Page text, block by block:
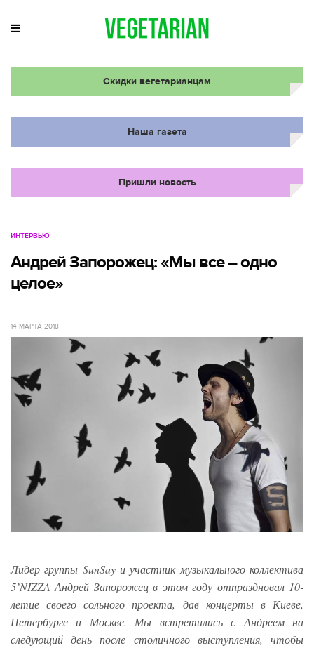
Скидки вегетарианцам
Наша газета
Пришли новость
ИНТЕРВЬЮ
Андрей Запорожец: «Мы все – одно
целое»
14 МАРТА 2018
Лидер группы SunSay и участник музыкального коллектива
5’NIZZA Андрей Запорожец в этом году отпраздновал 10-
летие своего сольного проекта, дав концерты в Киеве,
Петербурге и Москве. Мы встретились с Андреем на
следующий день после столичного выступления, чтобы